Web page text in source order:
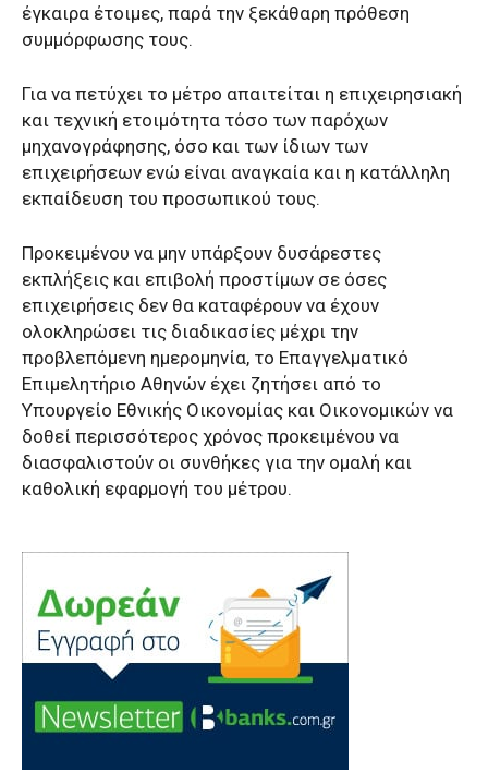
έγκαιρα έτοιμες, παρά την ξεκάθαρη πρόθεση
συμμόρφωσης τους.
Για να πετύχει το μέτρο απαιτείται η επιχειρησιακή
και τεχνική ετοιμότητα τόσο των παρόχων
μηχανογράφησης, όσο και των ίδιων των
επιχειρήσεων ενώ είναι αναγκαία και η κατάλληλη
εκπαίδευση του προσωπικού τους.
Προκειμένου να μην υπάρξουν δυσάρεστες
εκπλήξεις και επιβολή προστίμων σε όσες
επιχειρήσεις δεν θα καταφέρουν να έχουν
ολοκληρώσει τις διαδικασίες μέχρι την
προβλεπόμενη ημερομηνία, το Επαγγελματικό
Επιμελητήριο Αθηνών έχει ζητήσει από το
Υπουργείο Εθνικής Οικονομίας και Οικονομικών να
δοθεί περισσότερος χρόνος προκειμένου να
διασφαλιστούν οι συνθήκες για την ομαλή και
καθολική εφαρμογή του μέτρου.